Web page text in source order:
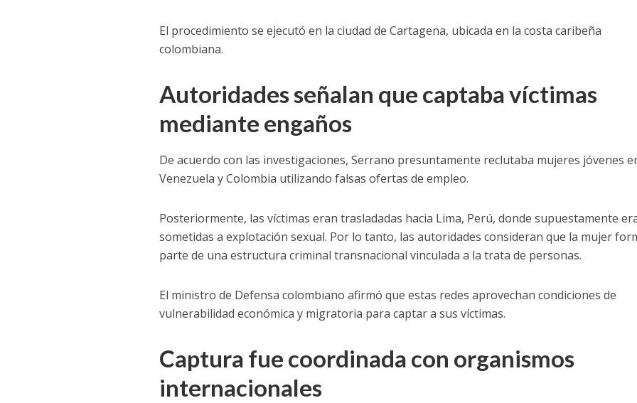
El procedimiento se ejecutó en la ciudad de Cartagena, ubicada en la costa caribeña
colombiana.
Autoridades señalan que captaba víctimas
mediante engaños
De acuerdo con las investigaciones, Serrano presuntamente reclutaba mujeres jóvenes
Venezuela y Colombia utilizando falsas ofertas de empleo.
Posteriormente, las víctimas eran trasladadas hacia Lima, Perú, donde supuestamente
sometidas a explotación sexual. Por lo tanto, las autoridades consideran que la mujer
parte de una estructura criminal transnacional vinculada a la trata de personas.
El ministro de Defensa colombiano afirmó que estas redes aprovechan condiciones de
vulnerabilidad económica y migratoria para captar a sus víctimas.
Captura fue coordinada con organismos
internacionales